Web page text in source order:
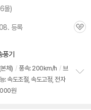
몰)
등록
관
기
체) / 풍속: 200km/h / 브
: 속도조절, 속도고정, 전자
원